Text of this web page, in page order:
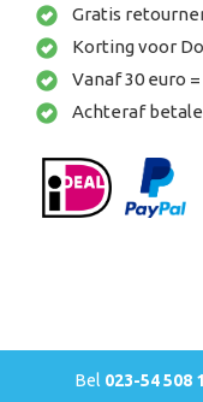
Gratis
Korting voor
Vanaf 30 euro
Achteraf
Bel 023-54 508